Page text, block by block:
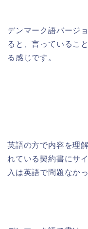
デンマーク語バージ
ると、言っているこ
る感じです。
英語の方で内容を理
れている契約書にサ
入は英語で問題なか